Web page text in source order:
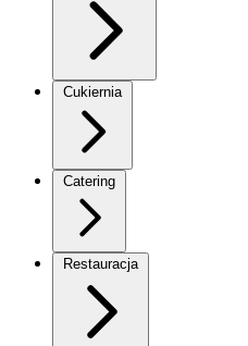
Cukiernia
Catering
Restauracja